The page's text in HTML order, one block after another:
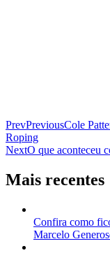
PrevPreviousCole
Roping
NextO que aconteceu
Mais recentes
Confira como
Marcelo